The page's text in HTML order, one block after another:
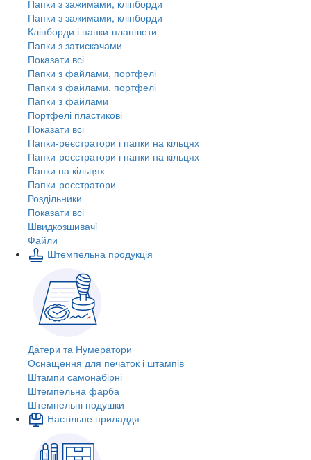
Папки з зажимами, кліпборди
Папки з зажимами, кліпборди
Кліпборди і папки-планшети
Папки з затискачами
Показати всі
Папки з файлами, портфелі
Папки з файлами, портфелі
Папки з файлами
Портфелі пластикові
Показати всі
Папки-реєстратори і папки на кільцях
Папки-реєстратори і папки на кільцях
Папки на кільцях
Папки-реєстратори
Роздільники
Показати всі
Швидкозшивачi
Файли
Штемпельна продукція
Датери та Нумератори
Оснащення для печаток і штампів
Штампи самонабірні
Штемпельна фарба
Штемпельні подушки
Настільне приладдя